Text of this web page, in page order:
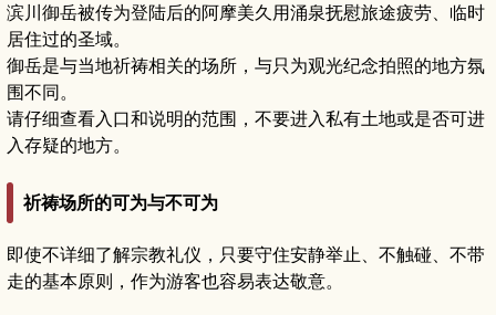
滨川御岳被传为登陆后的阿摩美久用涌泉抚慰旅途疲劳、临时
居住过的圣域。
御岳是与当地祈祷相关的场所，与只为观光纪念拍照的地方氛
围不同。
请仔细查看入口和说明的范围，不要进入私有土地或是否可进
入存疑的地方。
祈祷场所的可为与不可为
即使不详细了解宗教礼仪，只要守住安静举止、不触碰、不带
走的基本原则，作为游客也容易表达敬意。